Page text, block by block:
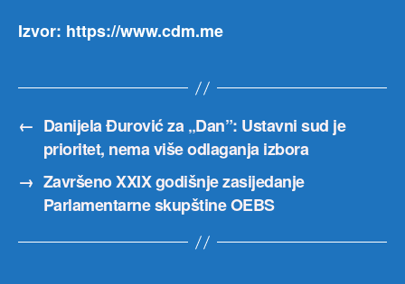
Izvor: https://www.cdm.me
← Danijela Đurović za „Dan”: Ustavni sud je
prioritet, nema više odlaganja izbora
→ Završeno XXIX godišnje zasijedanje
Parlamentarne skupštine OEBS